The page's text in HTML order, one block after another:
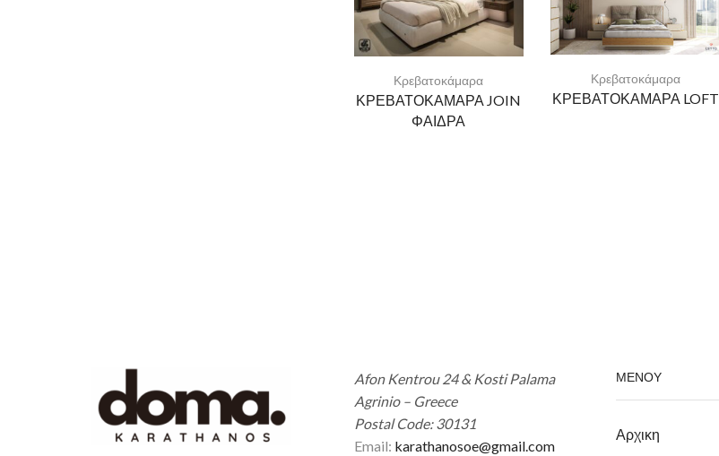
Κρεβατοκάμαρα
ΚΡΕΒΑΤΟΚΑΜΑΡΑ JOIN
ΦΑΙΔΡΑ
Κρεβατοκάμαρα
ΚΡΕΒΑΤΟΚΑΜΑΡΑ LOFT
Afon Kentrou 24 & Kosti Palama
Agrinio – Greece
Postal Code: 30131
Email: karathanosoe@gmail.com
ΜΕΝΟΥ
Αρχικη